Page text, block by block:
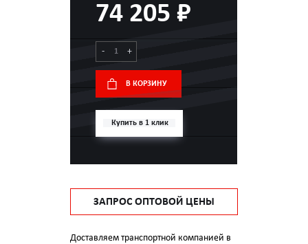
74 205 ₽
- +
В КОРЗИНУ
Купить в 1 клик
ЗАПРОС ОПТОВОЙ ЦЕНЫ
Доставляем транспортной компанией в